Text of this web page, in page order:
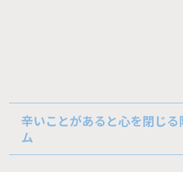
辛いことがあると心を閉じる
ム